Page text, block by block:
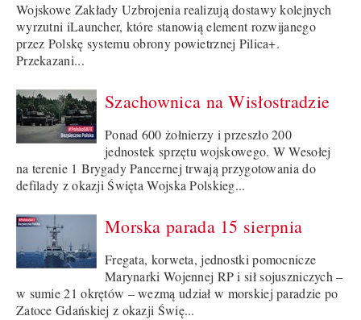
Wojskowe Zakłady Uzbrojenia realizują dostawy kolejnych
wyrzutni iLauncher, które stanowią element rozwijanego
przez Polskę systemu obrony powietrznej Pilica+.
Przekazani...
Szachownica na Wisłostradzie
Ponad 600 żołnierzy i przeszło 200
jednostek sprzętu wojskowego. W Wesołej
na terenie 1 Brygady Pancernej trwają przygotowania do
defilady z okazji Święta Wojska Polskieg...
Morska parada 15 sierpnia
Fregata, korweta, jednostki pomocnicze
Marynarki Wojennej RP i sił sojuszniczych –
w sumie 21 okrętów – wezmą udział w morskiej paradzie po
Zatoce Gdańskiej z okazji Świę...